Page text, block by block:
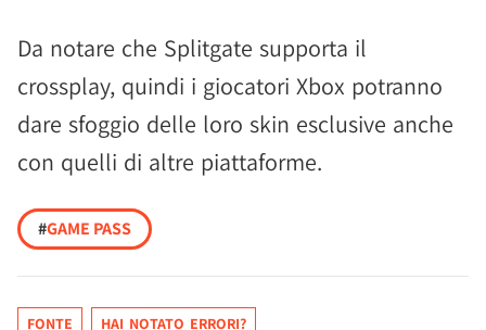
Da notare che Splitgate supporta il
crossplay, quindi i giocatori Xbox potranno
dare sfoggio delle loro skin esclusive anche
con quelli di altre piattaforme.
#GAME PASS
FONTE HAI NOTATO ERRORI?